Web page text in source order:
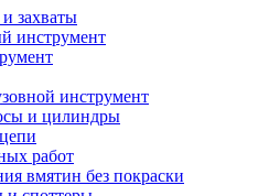
захваты
инструмент
инструмент
и цилиндры
работ
вмятин без покраски